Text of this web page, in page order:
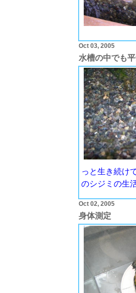
Oct 03, 2005
水槽の中でも
っと生き続け
のシジミの生
Oct 02, 2005
身体測定